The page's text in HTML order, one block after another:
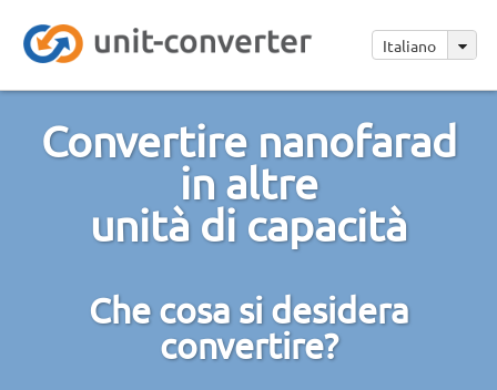
Italiano
Convertire nanofarad
in altre
unità di capacità
Che cosa si desidera
convertire?